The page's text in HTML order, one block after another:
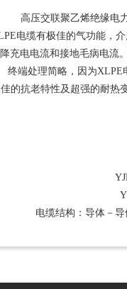
高压交联聚乙烯绝缘电
电缆有极佳的气功能，
充电电流和接地毛病电流
终端处理简略，因为XLPE
的抗老特性及超强的耐热
电缆结构：导体－